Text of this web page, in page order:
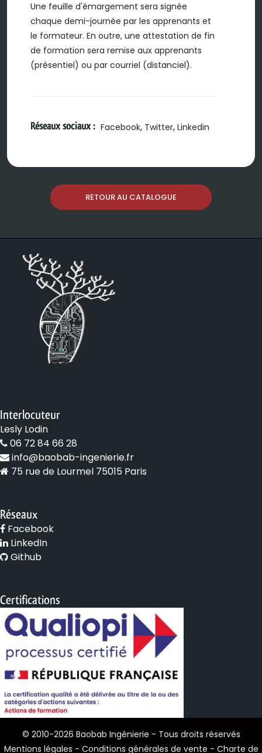
Une feuille d'émargement sera signée
chaque demi-journée par les apprenants et
le formateur. En outre, une attestation de fin
de formation sera remise aux apprenants
(présentiel) ou par courriel (distanciel).
Réseaux sociaux : Facebook, Twitter, Linkedin
RETOUR AU CATALOGUE
Interlocuteur
Lesly Lodin
06 72 84 66 28
info@baobab-ingenierie.fr
75 rue de Lourmel 75015 Paris
Réseaux
Facebook
LinkedIn
Github
Certifications
© 2010-2026 Baobab Ingénierie - Tous droits réservés
Mentions légales - Conditions générales de vente - Charte de